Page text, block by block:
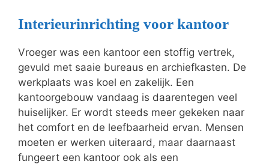
Interieurinrichting voor kantoor
Vroeger was een kantoor een stoffig vertrek,
gevuld met saaie bureaus en archiefkasten. De
werkplaats was koel en zakelijk. Een
kantoorgebouw vandaag is daarentegen veel
huiselijker. Er wordt steeds meer gekeken naar
het comfort en de leefbaarheid ervan. Mensen
moeten er werken uiteraard, maar daarnaast
fungeert een kantoor ook als een